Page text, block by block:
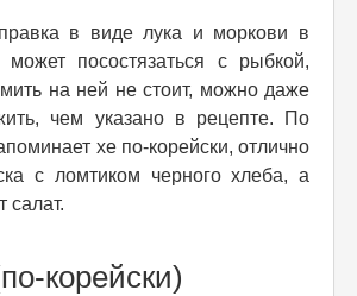
в виде лука и моркови в
посостязаться с рыбкой,
на ней не стоит, можно даже
чем указано в рецепте. По
хе по-корейски, отлично
с ломтиком черного хлеба, а
салат.
корейски)